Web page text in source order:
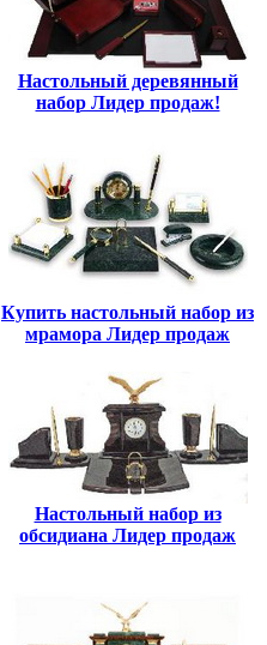
Настольный деревянный
набор Лидер продаж!
Купить настольный набор из
мрамора Лидер продаж
Настольный набор из
обсидиана Лидер продаж